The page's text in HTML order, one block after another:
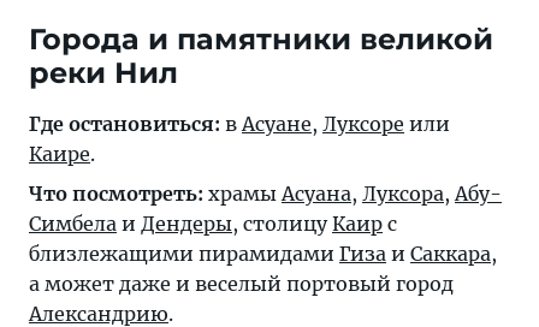
Города и памятники великой
реки Нил
Где остановиться: в Асуане, Луксоре или
Каире.
Что посмотреть: храмы Асуана, Луксора, Абу-
Симбела и Дендеры, столицуКаир с
близлежащими пирамидами Гиза и Саккара,
а может даже и веселый портовый город
Александрию.